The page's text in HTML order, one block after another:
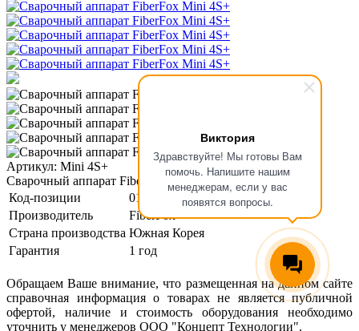
Виктория
Здравствуйте! Мы готовы Вам
помочь. Напишите нашим
менеджерам, если у вас
появятся вопросы.
Артикул: Mini 4S+
Сварочный аппарат FiberFox Mini 4S+
Код-позиции
01-00124282
Производитель
FiberFox
Страна производства Южная Корея
Гарантия
1 год
Обращаем Ваше внимание, что размещенная на данном сайте
справочная информация о товарах не является публичной
офертой, наличие и стоимость оборудования необходимо
уточнить у менеджеров ООО "Концепт Технологии".